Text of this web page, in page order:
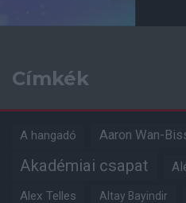
Címkék
A hangadó Aaron Wan-
Akadémiai csapat
Alex Telles Altay Bayindir